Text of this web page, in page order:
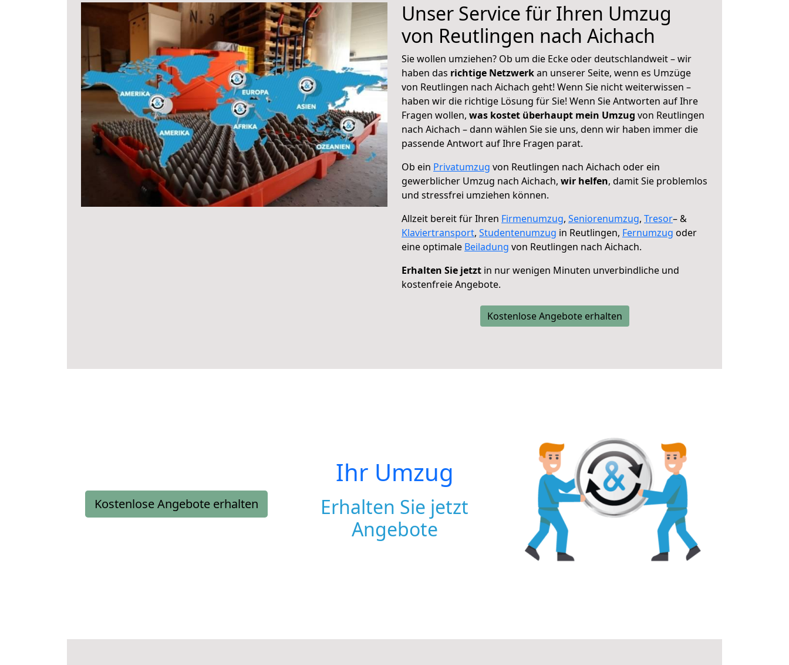
Unser Service für Ihren Umzug
von Reutlingen nach Aichach
Sie wollen umziehen? Ob um die Ecke oder deutschlandweit – wir
haben das richtige Netzwerkan unserer Seite, wenn es Umzüge
von Reutlingen nach Aichach geht! Wenn Sie nicht weiterwissen –
haben wir die richtige Lösung für Sie! Wenn Sie Antworten auf Ihre
Fragen wollen, was kostet überhaupt mein Umzug von Reutlingen
nach Aichach – dann wählen Sie sie uns, denn wir haben immer die
passende Antwort auf Ihre Fragen parat.
Ob ein Privatumzug von Reutlingen nach Aichach oder ein
gewerblicher Umzug nach Aichach, wir helfen, damit Sie problemlos
und stressfrei umziehen können.
Allzeit bereit für Ihren Firmenumzug, Seniorenumzug, Tresor– &
Klaviertransport, Studentenumzug in Reutlingen, Fernumzug oder
eine optimale Beiladung von Reutlingen nach Aichach.
Erhalten Sie jetzt in nur wenigen Minuten unverbindliche und
kostenfreie Angebote.
Kostenlose Angebote erhalten
Kostenlose Angebote erhalten
Ihr Umzug
Erhalten Sie jetzt
Angebote